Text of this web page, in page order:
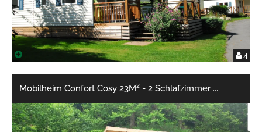
4
Mobilheim Confort Cosy 23M² - 2 Schlafzimmer ...